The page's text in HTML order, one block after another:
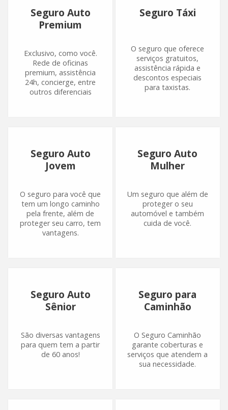
Seguro Auto
Premium
Exclusivo, como você.
Rede de oficinas
premium, assistência
24h, concierge, entre
outros diferenciais
Seguro Táxi
O seguro que oferece
serviços gratuitos,
assistência rápida e
descontos especiais
para taxistas.
Seguro Auto
Jovem
O seguro para você que
tem um longo caminho
pela frente, além de
proteger seu carro, tem
vantagens.
Seguro Auto
Mulher
Um seguro que além de
proteger o seu
automóvel e também
cuida de você.
Seguro Auto
Sênior
São diversas vantagens
para quem tem a partir
de 60 anos!
Seguro para
Caminhão
O Seguro Caminhão
garante coberturas e
serviços que atendem a
sua necessidade.